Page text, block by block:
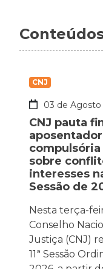
CNJ
03 de Agosto
CNJ pauta
compulsória
sobre
interesses na
Sessão de
Nesta terça-
Conselho
Justiça (CNJ)
11ª Sessão